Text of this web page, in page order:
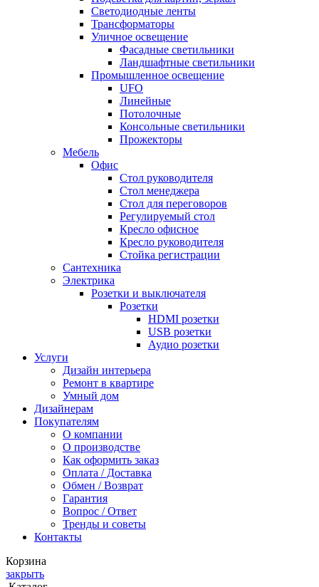
Светодиодные ленты
Трансформаторы
Уличное освещение
Фасадные светильники
Ландшафтные светильники
Промышленное освещение
UFO
Линейные
Потолочные
Консольные светильники
Прожекторы
Мебель
Офис
Стол руководителя
Стол менеджера
Стол для переговоров
Регулируемый стол
Кресло офисное
Кресло руководителя
Стойка регистрации
Сантехника
Электрика
Розетки и выключателя
Розетки
HDMI розетки
USB розетки
Аудио розетки
Услуги
Дизайн интерьера
Ремонт в квартире
Умный дом
Дизайнерам
Покупателям
О компании
О производстве
Как оформить заказ
Оплата / Доставка
Обмен / Возврат
Гарантия
Вопрос / Ответ
Тренды и советы
Контакты
Корзина
закрыть